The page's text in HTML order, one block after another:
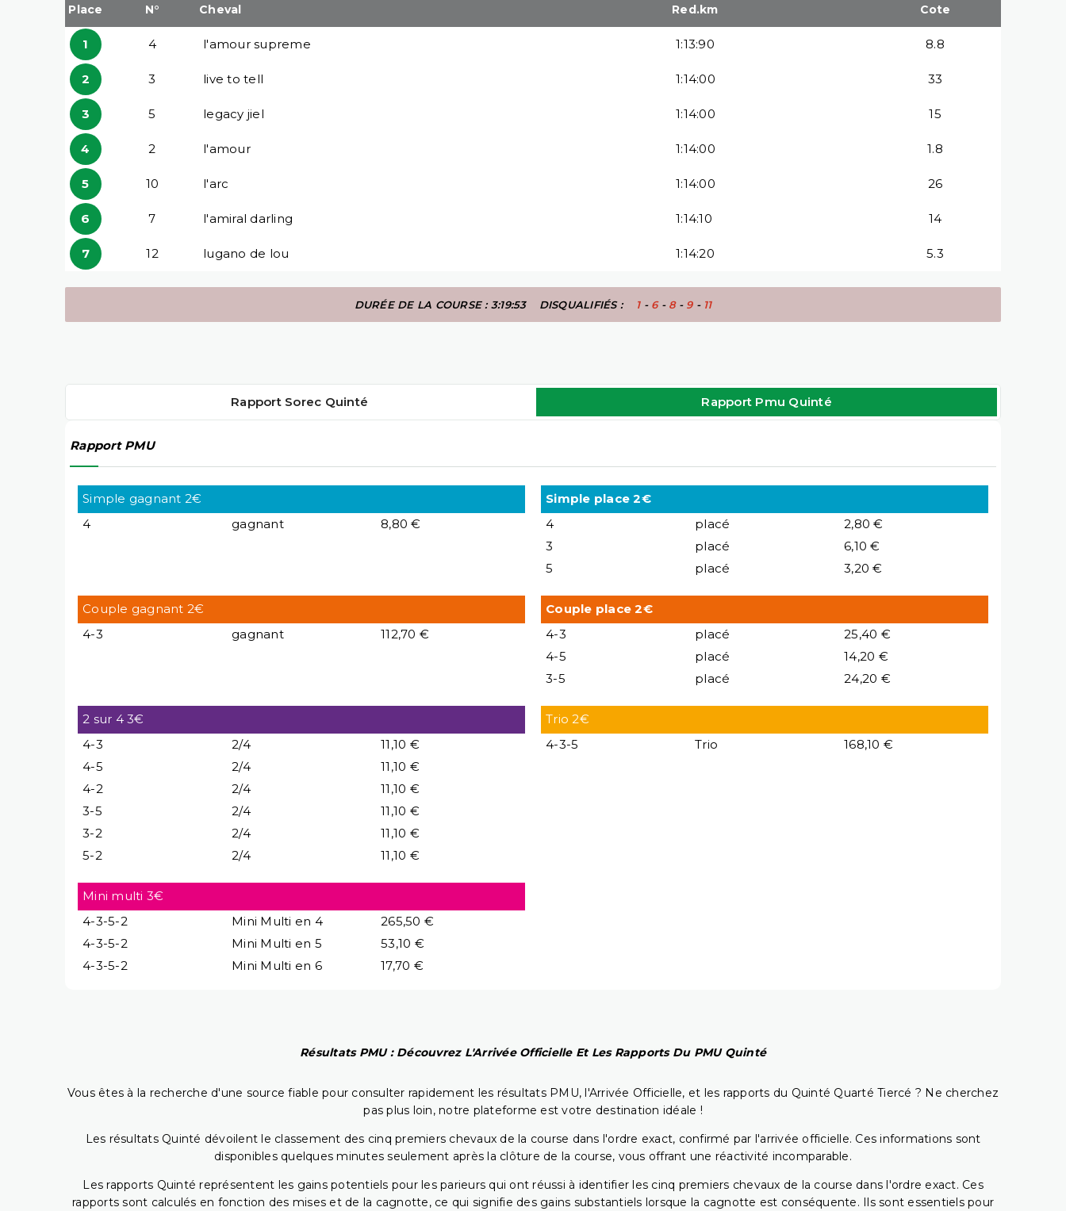
Place N° Cheval Red.km Cote
1 4 l'amour supreme 1:13:90 8.8
2 3 live to tell 1:14:00 33
3 5 legacy jiel 1:14:00 15
4 2 l'amour 1:14:00 1.8
5 10 l'arc 1:14:00 26
6 7 l'amiral darling 1:14:10 14
7 12 lugano de lou 1:14:20 5.3
DURÉE DE LA COURSE : 3:19:53 DISQUALIFIÉS : 1- 6- 8- 9- 11
Rapport Sorec Quinté Rapport Pmu Quinté
Rapport PMU
Simple gagnant 2€
4
gagnant 8,80 €
Simple place 2€
4
placé
2,80 €
3
placé
6,10 €
5
placé 3,20 €
Couple gagnant 2€
4-3
gagnant 112,70 €
Couple place 2€
4-3
placé
25,40 €
4-5
placé
14,20 €
3-5
placé 24,20 €
2 sur 4 3€
4-3
2/4
11,10 €
4-5
2/4
11,10 €
4-2
2/4
11,10 €
3-5
2/4
11,10 €
3-2
2/4
11,10 €
5-2
2/4 11,10 €
Trio 2€
4-3-5
Trio 168,10 €
Mini multi 3€
4-3-5-2
Mini Multi en 4
265,50 €
4-3-5-2
Mini Multi en 5
53,10 €
4-3-5-2
Mini Multi en 6 17,70 €
Résultats PMU : Découvrez L'Arrivée Officielle Et Les Rapports Du PMU Quinté
Vous êtes à la recherche d'une source fiable pour consulter rapidement les résultats PMU, l'Arrivée Officielle, et les rapports du Quinté Quarté Tiercé ? Ne cherchez
pas plus loin, notre plateforme est votre destination idéale !
Les résultats Quinté dévoilent le classement des cinq premiers chevaux de la course dans l'ordre exact, confirmé par l'arrivée officielle. Ces informations sont
disponibles quelques minutes seulement après la clôture de la course, vous offrant une réactivité incomparable.
Les rapports Quinté représentent les gains potentiels pour les parieurs qui ont réussi à identifier les cinq premiers chevaux de la course dans l'ordre exact. Ces
rapports sont calculés en fonction des mises et de la cagnotte, ce qui signifie des gains substantiels lorsque la cagnotte est conséquente. Ils sont essentiels pour